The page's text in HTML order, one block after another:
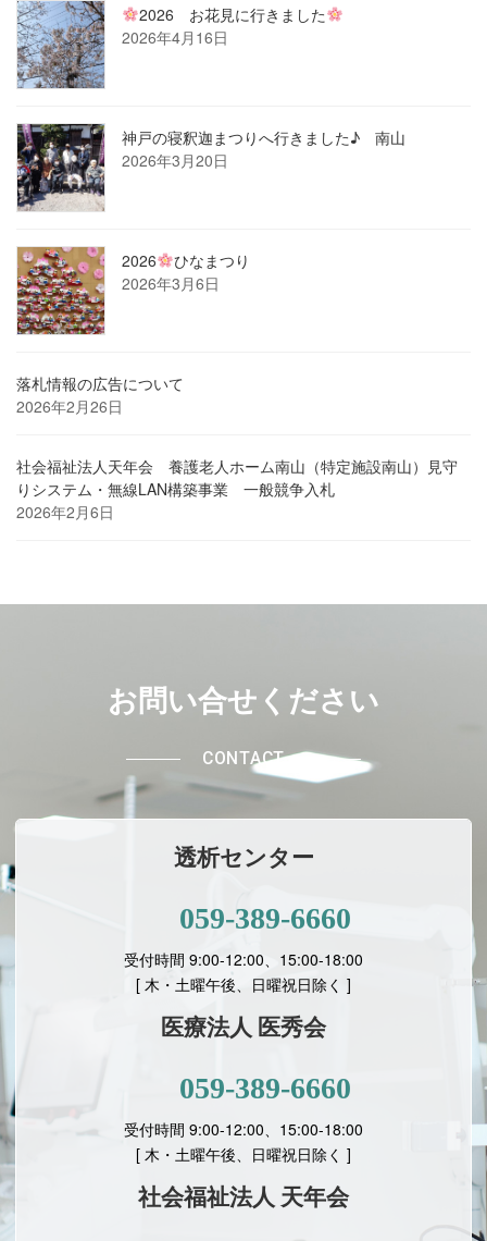
2026 お花見に行きました
2026年4月16日
神戸の寝釈迦まつりへ行きました♪ 南山
2026年3月20日
2026
ひなまつり
2026年3月6日
落札情報の広告について
2026年2月26日
社会福祉法人天年会 養護老人ホーム南山（特定施設南山）見守
りシステム・無線LAN構築事業 一般競争入札
2026年2月6日
お問い合せください
CONTACT
透析センター
059-389-6660
受付時間 9:00-12:00、15:00-18:00
[ 木・土曜午後、日曜祝日除く ]
医療法人 医秀会
059-389-6660
受付時間 9:00-12:00、15:00-18:00
[ 木・土曜午後、日曜祝日除く ]
社会福祉法人 天年会